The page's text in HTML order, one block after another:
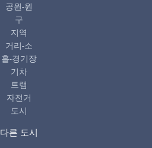
공원-원
구
지역
거리-소
홀-경기장
기차
트램
자전거
도시
다른 도시